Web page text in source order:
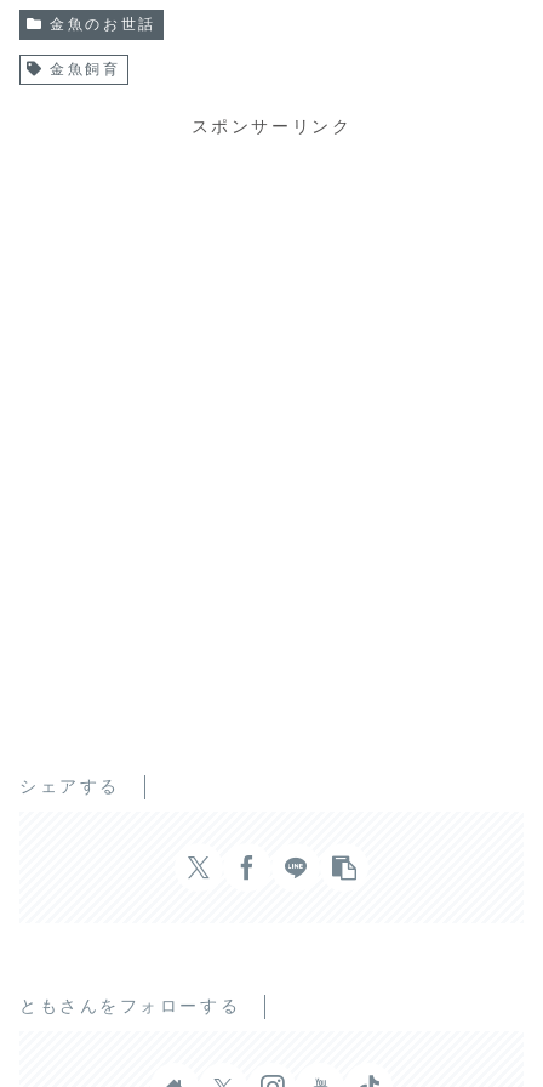
金魚のお世話
金魚飼育
スポンサーリンク
シェアする
ともさんをフォローする